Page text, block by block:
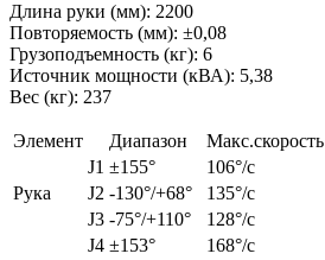
Длина руки (мм): 2200
Повторяемость (мм): ±0,08
Грузоподъемность (кг): 6
Источник мощности (кВА): 5,38
Вес (кг): 237
Элемент Диапазон Макс.скорость
Рука
J1 ±155°
106°/с
J2 -130°/+68°
135°/с
J3 -75°/+110° 128°/с
J4 ±153°
168°/с